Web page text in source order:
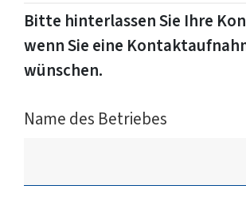
Bitte hinterlassen Sie Ihre
wenn Sie eine
wünschen.
Name des Betriebes